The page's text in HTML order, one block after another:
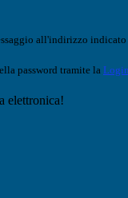
all'indirizzo
password tramite la
elettronica!